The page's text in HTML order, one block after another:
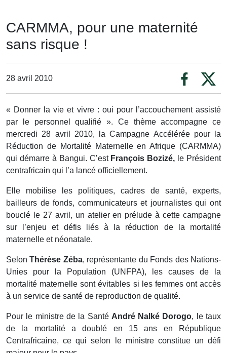
CARMMA, pour une maternité
sans risque !
28 avril 2010
« Donner la vie et vivre : oui pour l’accouchement assisté
par le personnel qualifié ». Ce thème accompagne ce
mercredi 28 avril 2010, la Campagne Accélérée pour la
Réduction de Mortalité Maternelle en Afrique (CARMMA)
qui démarre à Bangui. C’est François Bozizé, le Président
centrafricain qui l’a lancé officiellement.
Elle mobilise les politiques, cadres de santé, experts,
bailleurs de fonds, communicateurs et journalistes qui ont
bouclé le 27 avril, un atelier en prélude à cette campagne
sur l’enjeu et défis liés à la réduction de la mortalité
maternelle et néonatale.
SelonThérèse Zéba, représentante du Fonds des Nations-
Unies pour la Population (UNFPA), les causes de la
mortalité maternelle sont évitables si les femmes ont accès
à un service de santé de reproduction de qualité.
Pour le ministre de la Santé André Nalké Dorogo, le taux
de la mortalité a doublé en 15 ans en République
Centrafricaine, ce qui selon le ministre constitue un défi